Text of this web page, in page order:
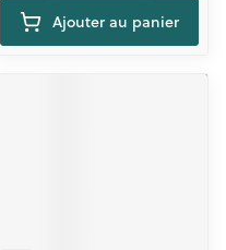
Ajouter au panier